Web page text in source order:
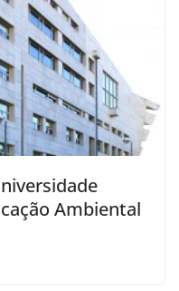
Ambiental